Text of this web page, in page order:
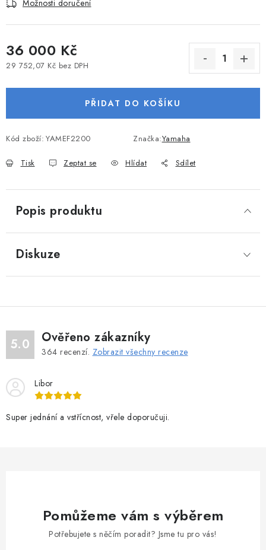
PŘÍSLUŠENSTVÍ K ČLUNŮM
ZNAČKY
Doprava a platba Servis
Reklamace
Obchodní podmínky
Podmínky ochrany osobních údajů
Možnosti doručení
36 000 Kč
29 752,07 Kč bez DPH
PŘIDAT DO KOŠÍKU
Kód zboží: YAMEF2200 Značka:Yamaha
Tisk Zeptat se Hlídat Sdílet
Popis produktu
Diskuze
5.0 Ověřeno zákazníky
364 recenzí. Zobrazit všechny recenze
Libor
Super jednání a vstřícnost, vřele doporučuji.
Pomůžeme vám s výběrem
Potřebujete s něčím poradit? Jsme tu pro vás!